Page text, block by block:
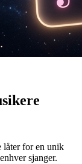
låter for en unik
sjanger.